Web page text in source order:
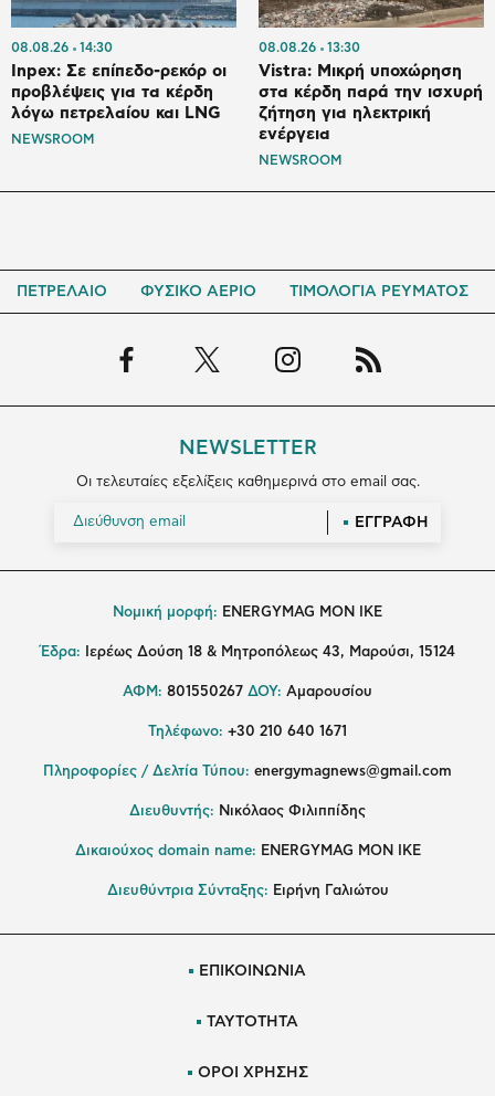
08.08.26 14:30
Inpex: Σε επίπεδο-ρεκόρ οι
προβλέψεις για τα κέρδη
λόγω πετρελαίου και LNG
NEWSROOM
08.08.26 13:30
Vistra: Μικρή υποχώρηση
στα κέρδη παρά την ισχυρή
ζήτηση για ηλεκτρική
ενέργεια
NEWSROOM
ΠΕΤΡΕΛΑΙΟ ΦΥΣΙΚΟ ΑΕΡΙΟ ΤΙΜΟΛΟΓΙΑ ΡΕΥΜΑΤΟΣ
NEWSLETTER
Οι τελευταίες εξελίξεις καθημερινά στο email σας.
ΕΓΓΡΑΦΗ
Νομική μορφή: ENERGYMAG MON IKE
Έδρα: Ιερέως Δούση 18 & Μητροπόλεως 43, Μαρούσι, 15124
ΑΦΜ: 801550267 ΔΟΥ: Αμαρουσίου
Τηλέφωνο: +30 210 640 1671
Πληροφορίες / Δελτία Τύπου: energymagnews@gmail.com
Διευθυντής: Νικόλαος Φιλιππίδης
Δικαιούχος domain name: ENERGYMAG ΜΟΝ ΙΚΕ
Διευθύντρια Σύνταξης: Ειρήνη Γαλιώτου
ΕΠΙΚΟΙΝΩΝΙΑ
ΤΑΥΤΟΤΗΤΑ
ΟΡΟΙ ΧΡΗΣΗΣ